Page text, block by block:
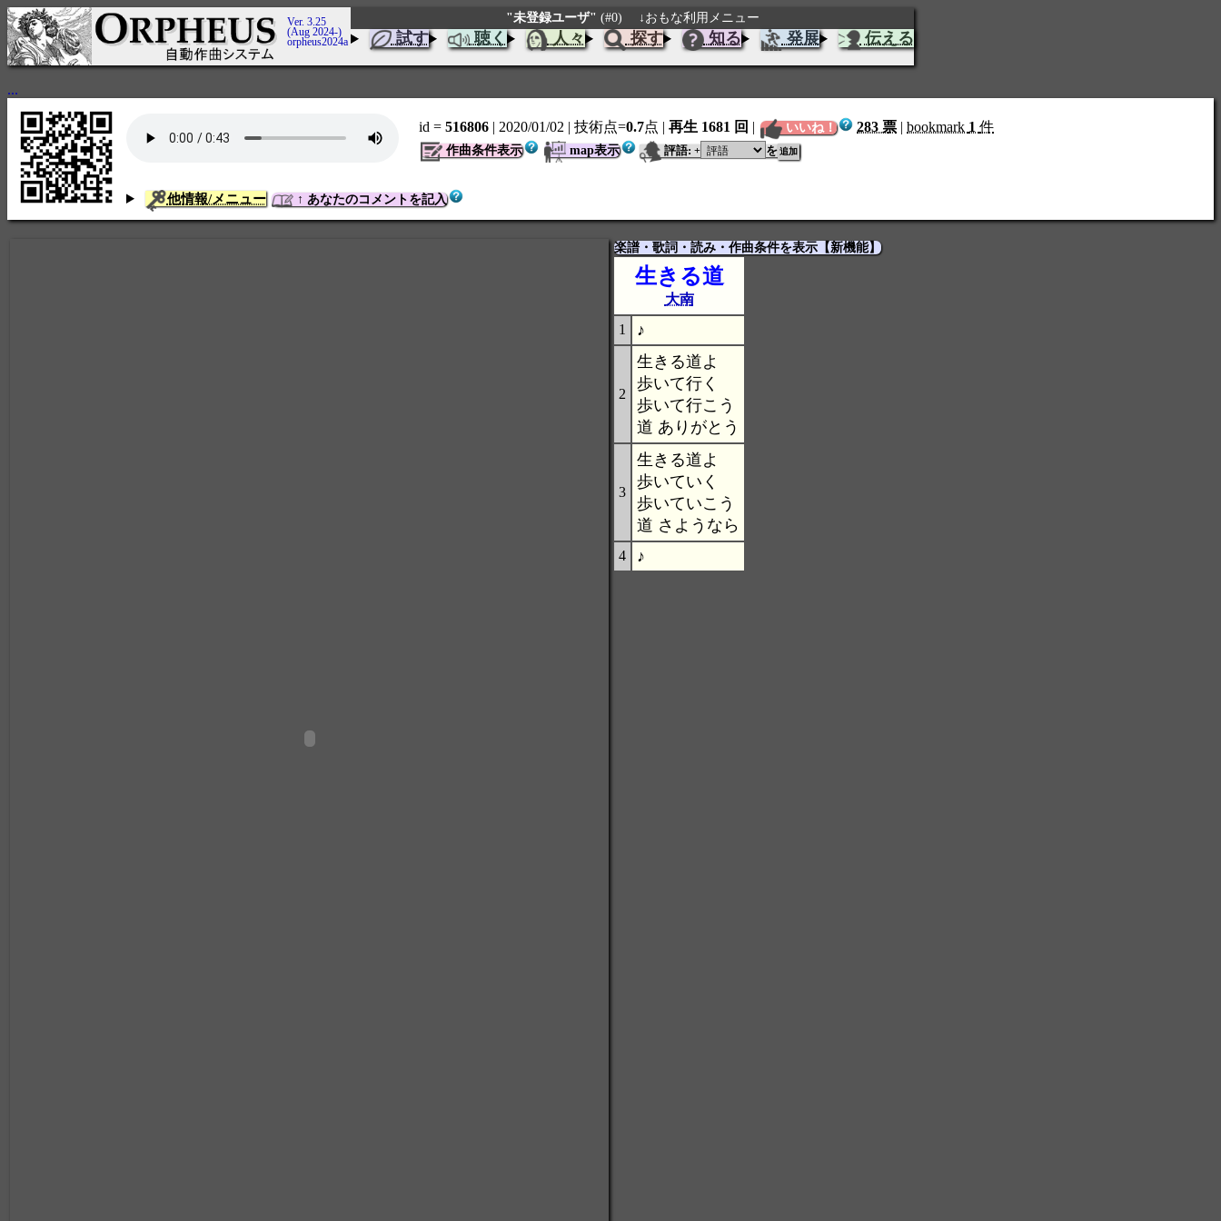
Ver. 3.25
(Aug 2024-)
orpheus2024a
"未登録ユーザ" (#0) ↓おもな利用メニュー
試す 聴く 人々 探す 知る 発展 伝える
...
id = 516806 | 2020/01/02 | 技術点=0.7点 | 再生 1681 回 | いいね！ 283 票 | bookmark 1 件
作曲条件表示 map表示 評語: + を
他情報/メニュー ↑ あなたのコメントを記入
楽譜・歌詞・読み・作曲条件を表示【新機能】
生きる道
大南
1
♪
2
生きる道よ
歩いて行く
歩いて行こう
道 ありがとう
3
生きる道よ
歩いていく
歩いていこう
道 さようなら
4 ♪